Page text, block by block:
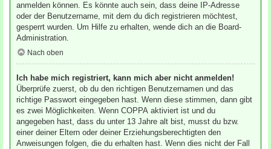
anmelden können. Es könnte auch sein, dass deine IP-Adresse
oder der Benutzername, mit dem du dich registrieren möchtest,
gesperrt wurden. Um Hilfe zu erhalten, wende dich an die Board-
Administration.
Nach oben
Ich habe mich registriert, kann mich aber nicht anmelden!
Überprüfe zuerst, ob du den richtigen Benutzernamen und das
richtige Passwort eingegeben hast. Wenn diese stimmen, dann gibt
es zwei Möglichkeiten. Wenn COPPA aktiviert ist und du
angegeben hast, dass du unter 13 Jahre alt bist, musst du bzw.
einer deiner Eltern oder deiner Erziehungsberechtigten den
Anweisungen folgen, die du erhalten hast. Wenn dies nicht der Fall